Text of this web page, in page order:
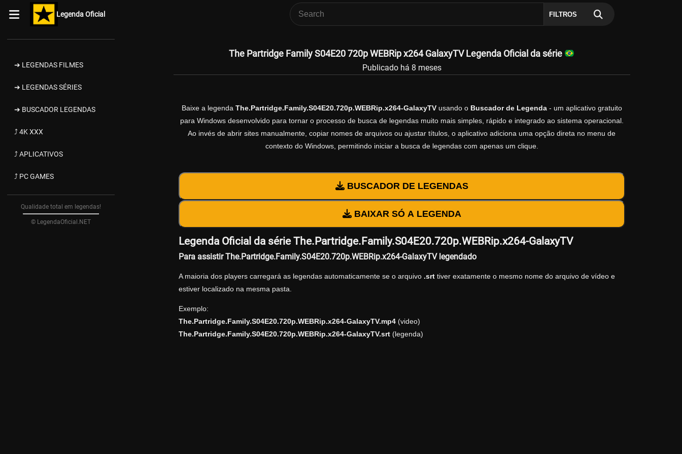
Legenda Oficial FILTROS
➔ LEGENDAS FILMES
➔ LEGENDAS SÉRIES
➔ BUSCADOR LEGENDAS
⤴ 4K XXX
⤴ APLICATIVOS
⤴ PC GAMES
Qualidade total em legendas!
© LegendaOficial.NET
The Partridge Family S04E20 720p WEBRip x264 GalaxyTV Legenda Oficial da série
Publicado há 8 meses
Baixe a legenda The.Partridge.Family.S04E20.720p.WEBRip.x264-GalaxyTVusando o Buscador de Legenda- um aplicativo gratuito
para Windows desenvolvido para tornar o processo de busca de legendas muito mais simples, rápido e integrado ao sistema operacional.
Ao invés de abrir sites manualmente, copiar nomes de arquivos ou ajustar títulos, o aplicativo adiciona uma opção direta no menu de
contexto do Windows, permitindo iniciar a busca de legendas com apenas um clique.
BUSCADOR DE LEGENDAS
BAIXAR SÓ A LEGENDA
Legenda Oficial da série The.Partridge.Family.S04E20.720p.WEBRip.x264-GalaxyTV
Para assistir The.Partridge.Family.S04E20.720p.WEBRip.x264-GalaxyTV legendado
A maioria dos players carregará as legendas automaticamente se o arquivo .srttiver exatamente o mesmo nome do arquivo de vídeo e
estiver localizado na mesma pasta.
Exemplo:
The.Partridge.Family.S04E20.720p.WEBRip.x264-GalaxyTV.mp4(video)
The.Partridge.Family.S04E20.720p.WEBRip.x264-GalaxyTV.srt(legenda)